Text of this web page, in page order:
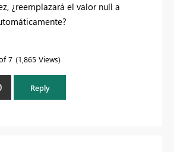
¿reemplazará el valor null a
7 1,865 Views
Reply